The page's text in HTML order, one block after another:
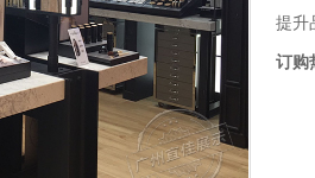
提升
订购